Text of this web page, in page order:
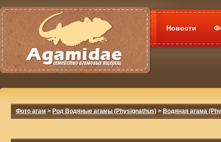
Новости
Фото агам > Род Водяные агамы (Physignathus) > Водяная агама